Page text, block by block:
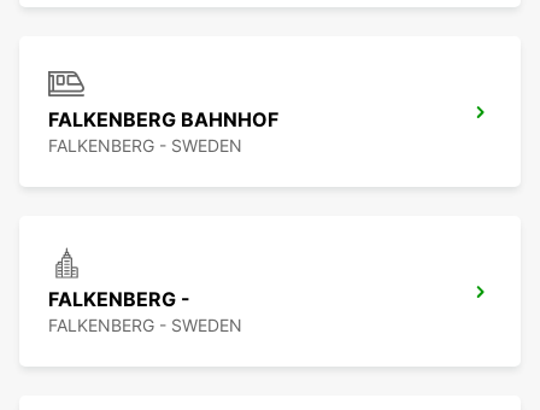
FALKENBERG BAHNHOF
FALKENBERG - SWEDEN
FALKENBERG -
FALKENBERG - SWEDEN